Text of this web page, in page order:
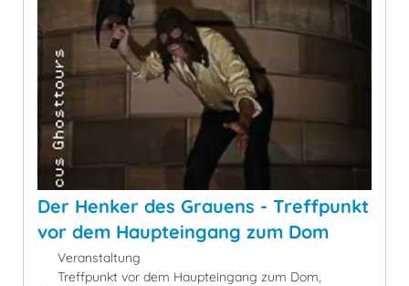
Der Henker des Grauens - Treffpunkt
vor dem Haupteingang zum Dom
Veranstaltung
Treffpunkt vor dem Haupteingang zum Dom,